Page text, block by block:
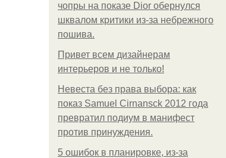
чопры на показе Dior обернулся
шквалом критики из-за небрежного
пошива.
Привет всем дизайнерам
интерьеров и не только!
Невеста без права выбора: как
показ Samuel Cirnansck 2012 года
превратил подиум в манифест
против принуждения.
5 ошибок в планировке, из-за